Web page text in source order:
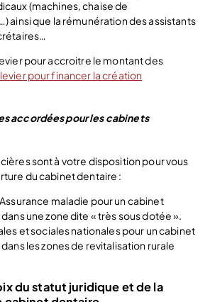
(machines, chaise de
ainsi que la rémunération des assistants
pour accroitre le montant des
pour financer la création
accordées pour les cabinets
sont à votre disposition pour vous
du cabinet dentaire :
maladie pour un cabinet
une zone dite « très sous dotée ».
et sociales nationales pour un cabinet
les zones de revitalisation rurale
du statut juridique et de la